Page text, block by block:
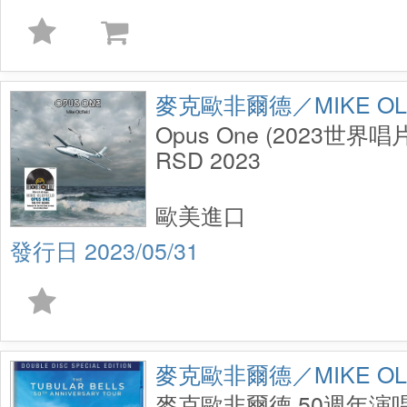
麥克歐非爾德／MIKE
Opus One (2023世界唱
RSD 2023
2023/05/31
歐美進口
麥克歐非爾德／MIKE